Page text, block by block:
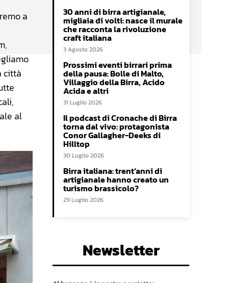
a
città
al
30 anni di birra artigianale,
migliaia di volti: nasce il murale
che racconta la rivoluzione
craft italiana
3 Agosto 2026
Prossimi eventi birrari prima
della pausa: Bolle di Malto,
Villaggio della Birra, Acido
Acida e altri
31 Luglio 2026
Il podcast di Cronache di Birra
torna dal vivo: protagonista
Conor Gallagher-Deeks di
Hilltop
30 Luglio 2026
Birra italiana: trent’anni di
artigianale hanno creato un
turismo brassicolo?
29 Luglio 2026
Newsletter